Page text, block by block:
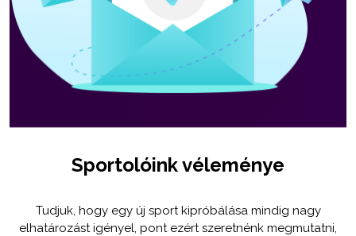
Sportolóink véleménye
Tudjuk, hogy egy új sport kipróbálása mindig nagy
elhatározást igényel, pont ezért szeretnénk megmutatni,